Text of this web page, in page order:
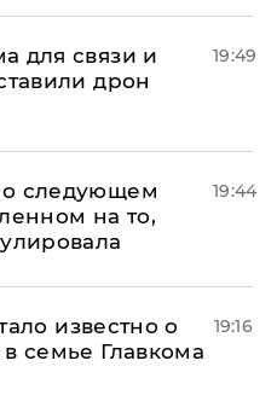
для связи и
дрон
19:49
следующем
на то,
19:44
известно о
семье Главкома
19:16